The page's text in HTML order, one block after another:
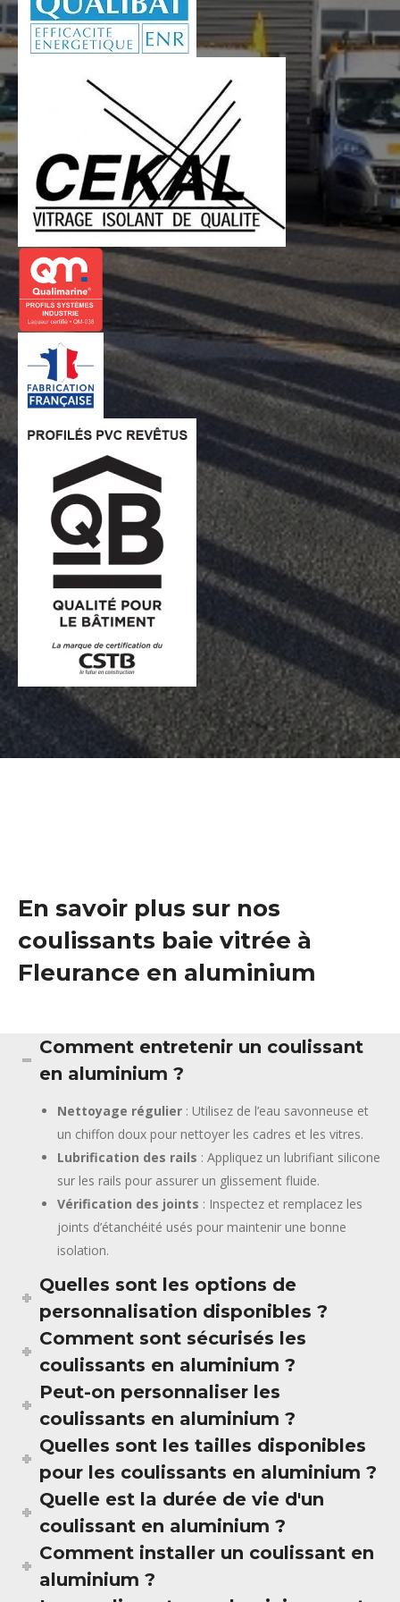
En savoir plus sur nos
coulissants baie vitrée à
Fleurance en aluminium
Comment entretenir un coulissant
en aluminium ?
Nettoyage régulier : Utilisez de l’eau savonneuse et
un chiffon doux pour nettoyer les cadres et les vitres.
Lubrification des rails : Appliquez un lubrifiant silicone
sur les rails pour assurer un glissement fluide.
Vérification des joints : Inspectez et remplacez les
joints d’étanchéité usés pour maintenir une bonne
isolation.
Quelles sont les options de
personnalisation disponibles ?
Comment sont sécurisés les
coulissants en aluminium ?
Peut-on personnaliser les
coulissants en aluminium ?
Quelles sont les tailles disponibles
pour les coulissants en aluminium ?
Quelle est la durée de vie d'un
coulissant en aluminium ?
Comment installer un coulissant en
aluminium ?